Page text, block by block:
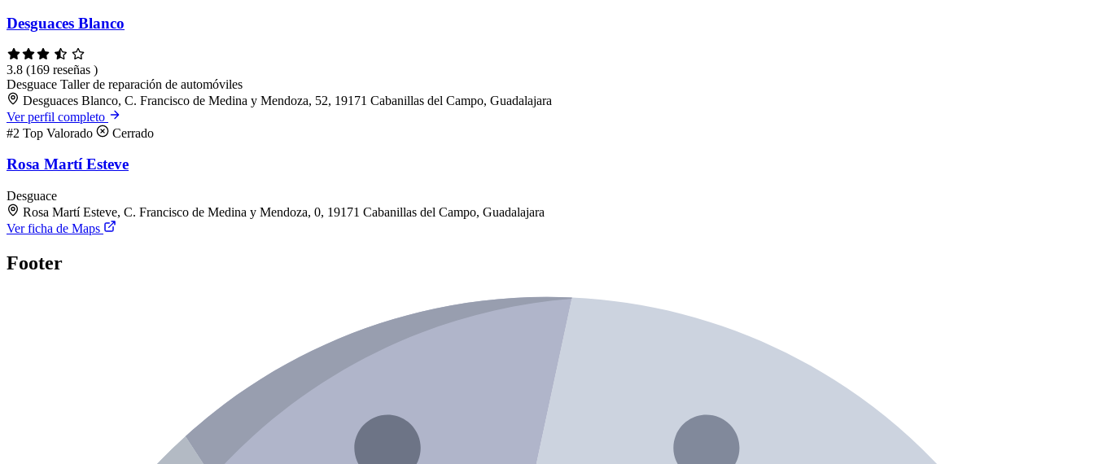
Desguaces Blanco
3.8 (169 reseñas )
Desguace Taller de reparación de automóviles
Desguaces Blanco, C. Francisco de Medina y Mendoza, 52, 19171 Cabanillas del Campo, Guadalajara
Ver perfil completo
#2 Top Valorado Cerrado
Rosa Martí Esteve
Desguace
Rosa Martí Esteve, C. Francisco de Medina y Mendoza, 0, 19171 Cabanillas del Campo, Guadalajara
Ver ficha de Maps
Footer